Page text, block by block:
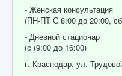
- Женская консультация
(ПН-ПТ С 8:00 до 20:00,
- Дневной стационар
(с (9:00 до 16:00)
г. Краснодар, ул.